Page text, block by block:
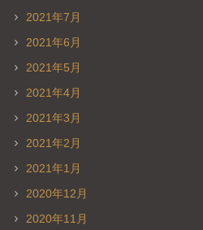
2021年7月
2021年6月
2021年5月
2021年4月
2021年3月
2021年2月
2021年1月
2020年12月
2020年11月